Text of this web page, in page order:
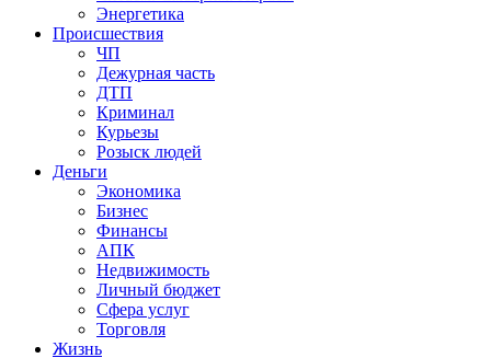
Энергетика
Происшествия
ЧП
Дежурная часть
ДТП
Криминал
Курьезы
Розыск людей
Деньги
Экономика
Бизнес
Финансы
АПК
Недвижимость
Личный бюджет
Сфера услуг
Торговля
Жизнь